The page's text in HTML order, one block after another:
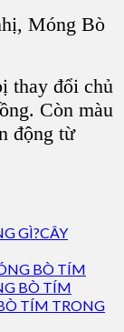
Móng Bò
thay đổi chủ
Còn màu
động từ
CÂY
BÒ TÍM